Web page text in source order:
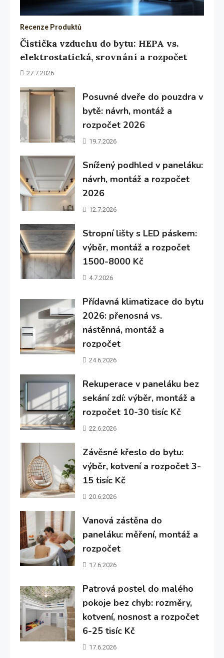
Recenze Produktů
Čistička vzduchu do bytu: HEPA vs.
elektrostatická, srovnání a rozpočet
27.7.2026
Posuvné dveře do pouzdra v
bytě: návrh, montáž a
rozpočet 2026
19.7.2026
Snížený podhled v paneláku:
návrh, montáž a rozpočet
2026
12.7.2026
Stropní lišty s LED páskem:
výběr, montáž a rozpočet
1500-8000 Kč
4.7.2026
Přídavná klimatizace do bytu
2026: přenosná vs.
nástěnná, montáž a
rozpočet
24.6.2026
Rekuperace v paneláku bez
sekání zdí: výběr, montáž a
rozpočet 10-30 tisíc Kč
22.6.2026
Závěsné křeslo do bytu:
výběr, kotvení a rozpočet 3-
15 tisíc Kč
20.6.2026
Vanová zástěna do
paneláku: měření, montáž a
rozpočet
17.6.2026
Patrová postel do malého
pokoje bez chyb: rozměry,
kotvení, nosnost a rozpočet
6-25 tisíc Kč
17.6.2026